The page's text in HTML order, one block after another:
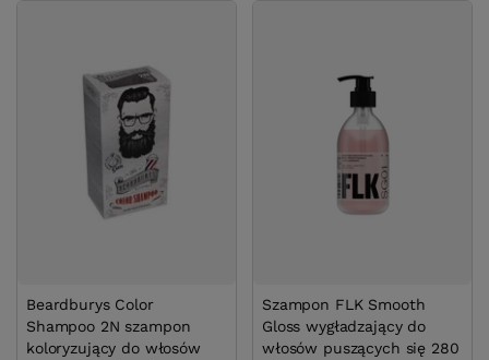
Beardburys Color
Shampoo 2N szampon
koloryzujący do włosów
Szampon FLK Smooth
Gloss wygładzający do
włosów puszących się 280